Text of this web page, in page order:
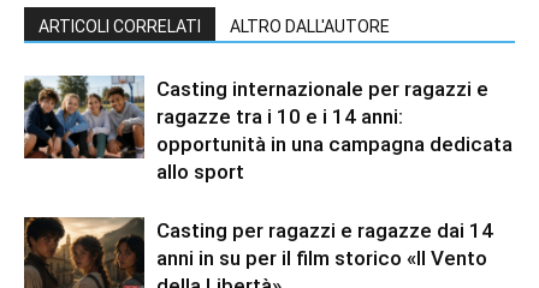
ARTICOLI CORRELATI ALTRO DALL'AUTORE
Casting internazionale per ragazzi e
ragazze tra i 10 e i 14 anni:
opportunità in una campagna dedicata
allo sport
Casting per ragazzi e ragazze dai 14
anni in su per il film storico «Il Vento